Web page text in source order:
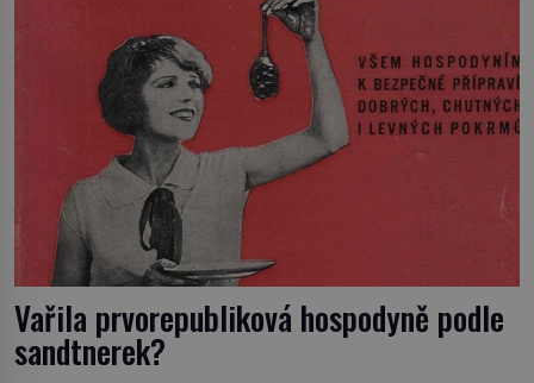
Vařila prvorepubliková hospodyně podle
sandtnerek?